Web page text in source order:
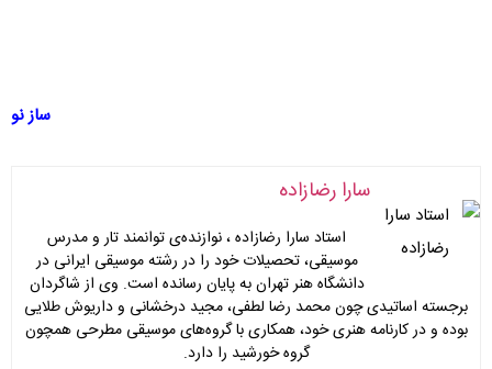
ساز نو
سارا رضازاده
استاد سارا رضازاده ، نوازنده‌ی توانمند تار و مدرس
موسیقی، تحصیلات خود را در رشته موسیقی ایرانی در
دانشگاه هنر تهران به پایان رسانده است. وی از شاگردان
برجسته اساتیدی چون محمد رضا لطفی، مجید درخشانی و داریوش طلایی
بوده و در کارنامه هنری خود، همکاری با گروه‌های موسیقی مطرحی همچون
گروه خورشید را دارد.